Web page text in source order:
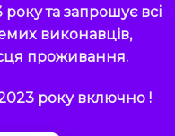
та запрошує всі
виконавців,
проживання.
року включно !